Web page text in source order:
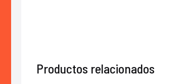
Productos relacionados